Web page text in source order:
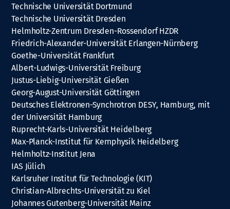
Technische Universität Dortmund
Technische Universität Dresden
Helmholtz-Zentrum Dresden-Rossendorf HZDR
Friedrich-Alexander-Universität Erlangen-Nürnberg
Goethe-Universität Frankfurt
Albert-Ludwigs-Universität Freiburg
Justus-Liebig-Universität Gießen
Georg-August-Universität Göttingen
Deutsches Elektronen-Synchrotron DESY, Hamburg, mit
der Universität Hamburg
Ruprecht-Karls-Universität Heidelberg
Max-Planck-Institut für Kernphysik Heidelberg
Helmholtz-Institut Jena
IAS Jülich
Karlsruher Institut für Technologie (KIT)
Christian-Albrechts-Universität zu Kiel
Johannes Gutenberg-Universität Mainz